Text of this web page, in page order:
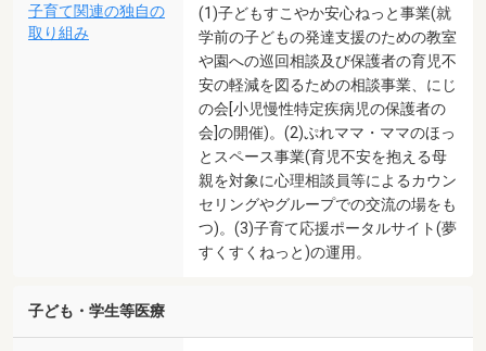
子育て関連の独自の
取り組み
(1)子どもすこやか安心ねっと事業(就
学前の子どもの発達支援のための教室
や園への巡回相談及び保護者の育児不
安の軽減を図るための相談事業、にじ
の会[小児慢性特定疾病児の保護者の
会]の開催)。(2)ぷれママ・ママのほっ
とスペース事業(育児不安を抱える母
親を対象に心理相談員等によるカウン
セリングやグループでの交流の場をも
つ)。(3)子育て応援ポータルサイト(夢
すくすくねっと)の運用。
子ども・学生等医療